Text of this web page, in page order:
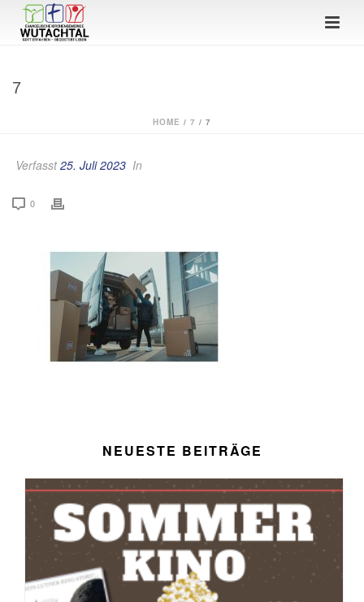
7
HOME / 7 / 7
Verfasst25. Juli 2023 In
0
NEUESTE BEITRÄGE